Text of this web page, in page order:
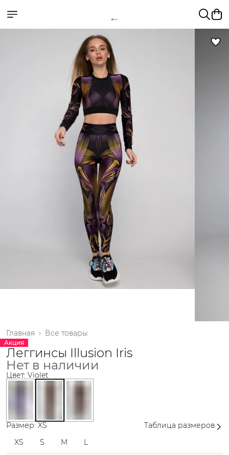
Все товары
Главная ›
Акция
Леггинсы Illusion Iris
Нет в наличии
Цвет: Violet
Размер: XS
Таблица размеров
XS
S M L